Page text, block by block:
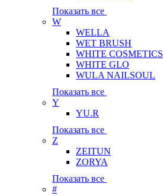
Показать все
W
WELLA
WET BRUSH
WHITE COSMETICS
WHITE GLO
WULA NAILSOUL
Показать все
Y
YU.R
Показать все
Z
ZEITUN
ZORYA
Показать все
#